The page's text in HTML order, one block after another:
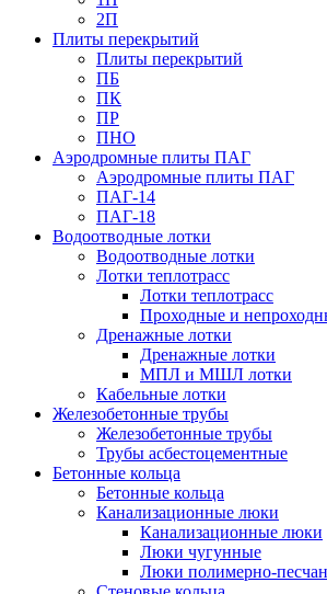
2П
Плиты перекрытий
Плиты перекрытий
ПБ
ПК
ПР
ПНО
Аэродромные плиты ПАГ
Аэродромные плиты ПАГ
ПАГ-14
ПАГ-18
Водоотводные лотки
Водоотводные лотки
Лотки теплотрасс
Лотки теплотрасс
Проходные и
Дренажные лотки
Дренажные лотки
МПЛ и МШЛ лотки
Кабельные лотки
Железобетонные трубы
Железобетонные трубы
Трубы асбестоцементные
Бетонные кольца
Бетонные кольца
Канализационные люки
Канализационные люки
Люки чугунные
Люки полимерно-